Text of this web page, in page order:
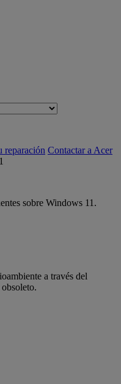
reparación Contactar a Acer
sobre Windows 11.
a través del